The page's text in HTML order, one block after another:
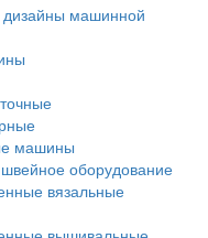
дизайны машинной
машины
оборудование
вязальные